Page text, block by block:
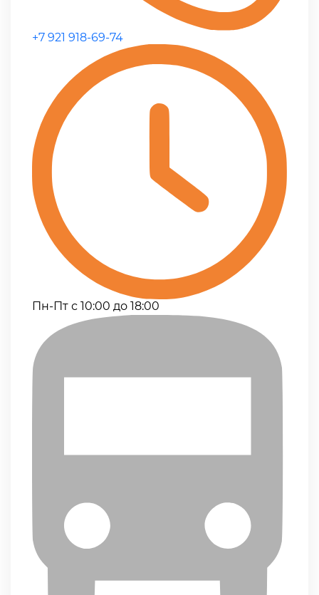
+7 921 918-69-74
Пн-Пт с 10:00 до 18:00